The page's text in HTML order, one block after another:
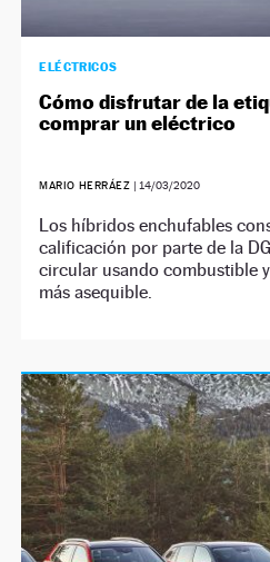
ELÉCTRICOS
Cómo disfrutar de la
comprar un eléctrico
MARIO HERRÁEZ | 14/03/2020
Los híbridos enchufables
calificación por parte de la
circular usando combustible
más asequible.